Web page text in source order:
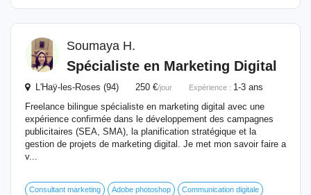
Soumaya H.
Spécialiste en Marketing Digital
L'Haÿ-les-Roses (94) 250 €/jour Expérience : 1-3 ans
Freelance bilingue spécialiste en marketing digital avec une
expérience confirmée dans le développement des campagnes
publicitaires (SEA, SMA), la planification stratégique et la
gestion de projets de marketing digital. Je met mon savoir faire a
v...
Consultant marketing Adobe photoshop Communication digitale